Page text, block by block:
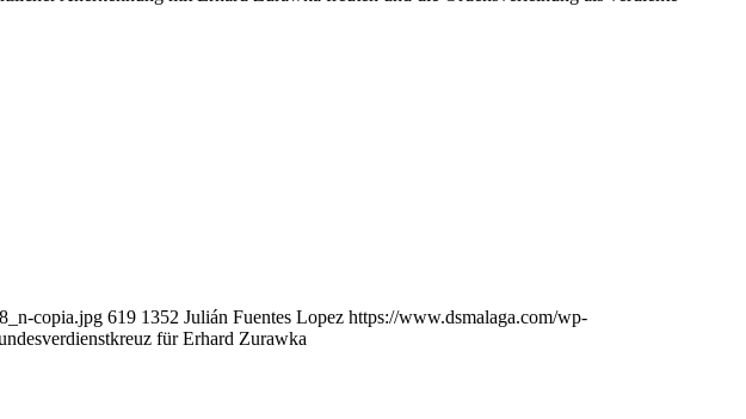
copia.jpg 619 1352 Julián Fuentes Lopez https://www.dsmalaga.com/wp-
für Erhard Zurawka